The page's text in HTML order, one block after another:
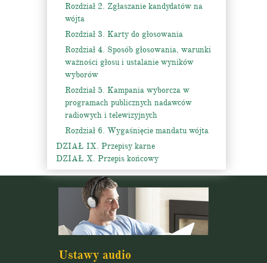
Rozdział 2. Zgłaszanie kandydatów na
wójta
Rozdział 3. Karty do głosowania
Rozdział 4. Sposób głosowania, warunki
ważności głosu i ustalanie wyników
wyborów
Rozdział 5. Kampania wyborcza w
programach publicznych nadawców
radiowych i telewizyjnych
Rozdział 6. Wygaśnięcie mandatu wójta
DZIAŁ IX. Przepisy karne
DZIAŁ X. Przepis końcowy
Ustawy audio